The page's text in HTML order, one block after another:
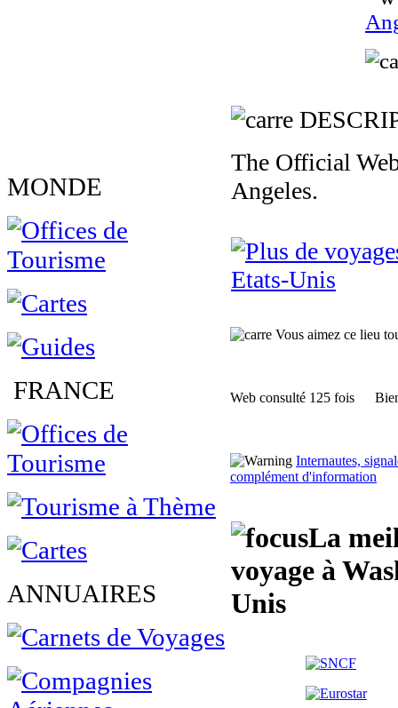
MONDE
FRANCE
ANNUAIRES
The Official
Angeles.
Etats-Unis
Vous aimez ce lieu
Web consulté 125 fois
Internautes,
complément d'information
La
voyage à
Unis